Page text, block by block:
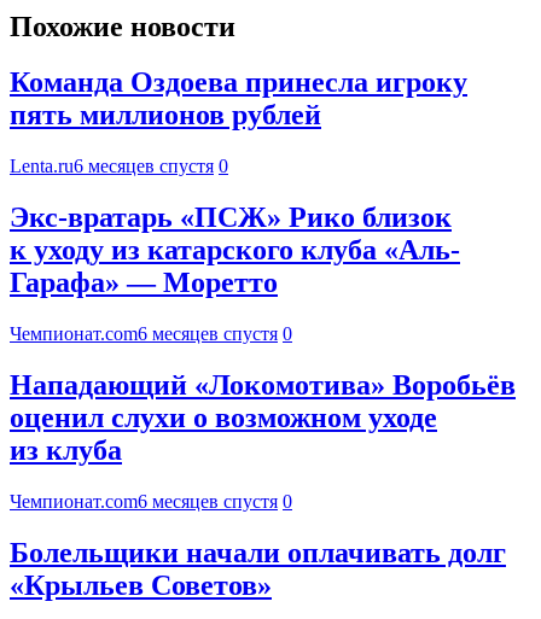
Похожие новости
Команда Оздоева принесла игроку
пять миллионов рублей
Lenta.ru6 месяцев спустя 0
Экс-вратарь «ПСЖ» Рико близок
к уходу из катарского клуба «Аль-
Гарафа» — Моретто
Чемпионат.com6 месяцев спустя 0
Нападающий «Локомотива» Воробьёв
оценил слухи о возможном уходе
из клуба
Чемпионат.com6 месяцев спустя 0
Болельщики начали оплачивать долг
«Крыльев Советов»